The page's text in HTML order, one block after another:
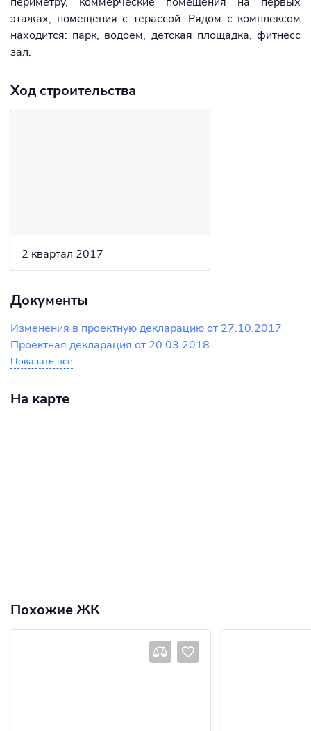
этажах, помещения с терассой. Рядом с комплексом
находится: парк, водоем, детская площадка, фитнесс
зал.
Ход строительства
2 квартал 2017
Документы
Изменения в проектную декларацию от 27.10.2017
Проектная декларация от 20.03.2018
Показать все
На карте
Похожие ЖК